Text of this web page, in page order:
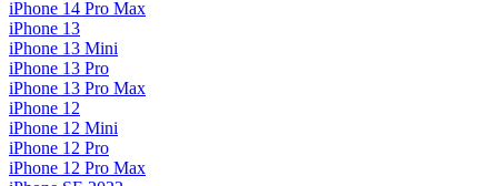
iPhone 14 Pro Max
iPhone 13
iPhone 13 Mini
iPhone 13 Pro
iPhone 13 Pro Max
iPhone 12
iPhone 12 Mini
iPhone 12 Pro
iPhone 12 Pro Max